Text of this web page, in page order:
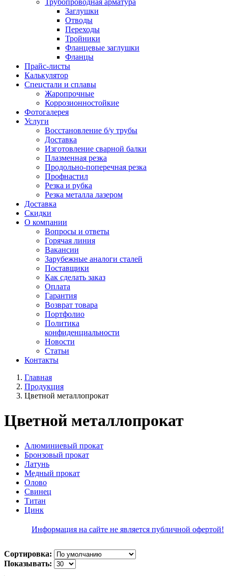
Трубопроводная арматура
Заглушки
Отводы
Переходы
Тройники
Фланцевые заглушки
Фланцы
Прайс-листы
Калькулятор
Спецстали и сплавы
Жаропрочные
Коррозионностойкие
Фотогалерея
Услуги
Восстановление б/у трубы
Доставка
Изготовление сварной балки
Плазменная резка
Продольно-поперечная резка
Профнастил
Резка и рубка
Резка металла лазером
Доставка
Скидки
О компании
Вопросы и ответы
Горячая линия
Вакансии
Зарубежные аналоги сталей
Поставщики
Как сделать заказ
Оплата
Гарантия
Возврат товара
Портфолио
Политика
конфиденциальности
Новости
Статьи
Контакты
Главная
Продукция
Цветной металлопрокат
Цветной металлопрокат
Алюминиевый прокат
Бронзовый прокат
Латунь
Медный прокат
Олово
Свинец
Титан
Цинк
Информация на сайте не является публичной офертой!
Сортировка:
Показывать: